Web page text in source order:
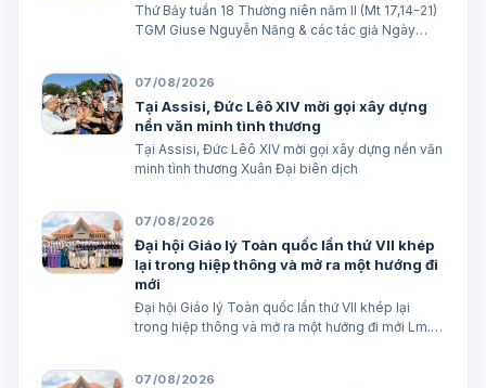
Thứ Bảy tuần 18 Thường niên năm II (Mt 17,14-21)
TGM Giuse Nguyễn Năng & các tác giả Ngày
(Mt 17,16) BÀI ĐỌC I (năm II): Kb 1, 12…
07/08/2026
Tại Assisi, Đức Lêô XIV mời gọi xây dựng
nền văn minh tình thương
Tại Assisi, Đức Lêô XIV mời gọi xây dựng nền văn
minh tình thương Xuân Đại biên dịch
07/08/2026
Đại hội Giáo lý Toàn quốc lần thứ VII khép
lại trong hiệp thông và mở ra một hướng đi
mới
Đại hội Giáo lý Toàn quốc lần thứ VII khép lại
trong hiệp thông và mở ra một hướng đi mới Lm.
07/08/2026